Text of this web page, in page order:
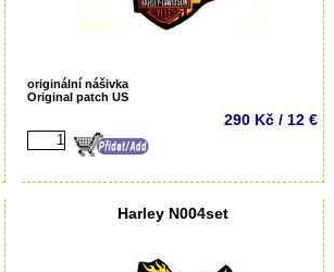
originální nášivka
Original patch US
290 Kč / 12 €
Harley N004set